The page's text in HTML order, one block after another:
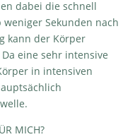
dabei die schnell
Sekunden nach
kann der Körper
eine sehr intensive
in intensiven
MICH?